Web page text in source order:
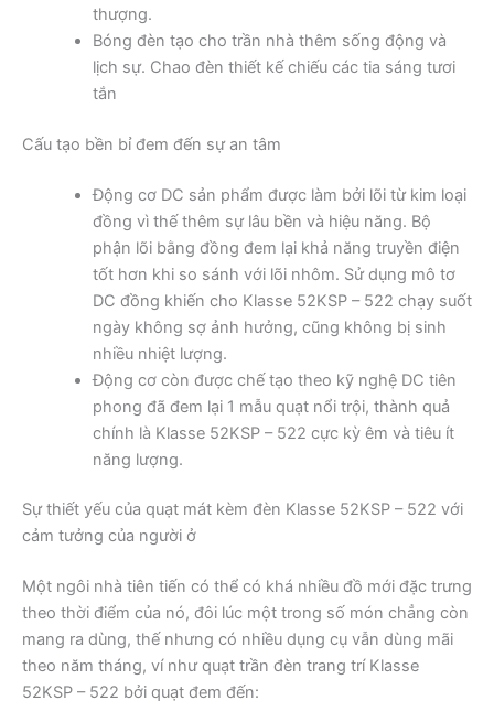
thượng.
Bóng đèn tạo cho trần nhà thêm sống động và
lịch sự. Chao đèn thiết kế chiếu các tia sáng tươi
tắn
Cấu tạo bền bỉ đem đến sự an tâm
Động cơ DC sản phẩm được làm bởi lõi từ kim loại
đồng vì thế thêm sự lâu bền và hiệu năng. Bộ
phận lõi bằng đồng đem lại khả năng truyền điện
tốt hơn khi so sánh với lõi nhôm. Sử dụng mô tơ
DC đồng khiến cho Klasse 52KSP – 522 chạy suốt
ngày không sợ ảnh hưởng, cũng không bị sinh
nhiều nhiệt lượng.
Động cơ còn được chế tạo theo kỹ nghệ DC tiên
phong đã đem lại 1 mẫu quạt nổi trội, thành quả
chính là Klasse 52KSP – 522 cực kỳ êm và tiêu ít
năng lượng.
Sự thiết yếu của quạt mát kèm đèn Klasse 52KSP – 522 với
cảm tưởng của người ở
Một ngôi nhà tiên tiến có thể có khá nhiều đồ mới đặc trưng
theo thời điểm của nó, đôi lúc một trong số món chẳng còn
mang ra dùng, thế nhưng có nhiều dụng cụ vẫn dùng mãi
theo năm tháng, ví như quạt trần đèn trang trí Klasse
52KSP – 522 bởi quạt đem đến: